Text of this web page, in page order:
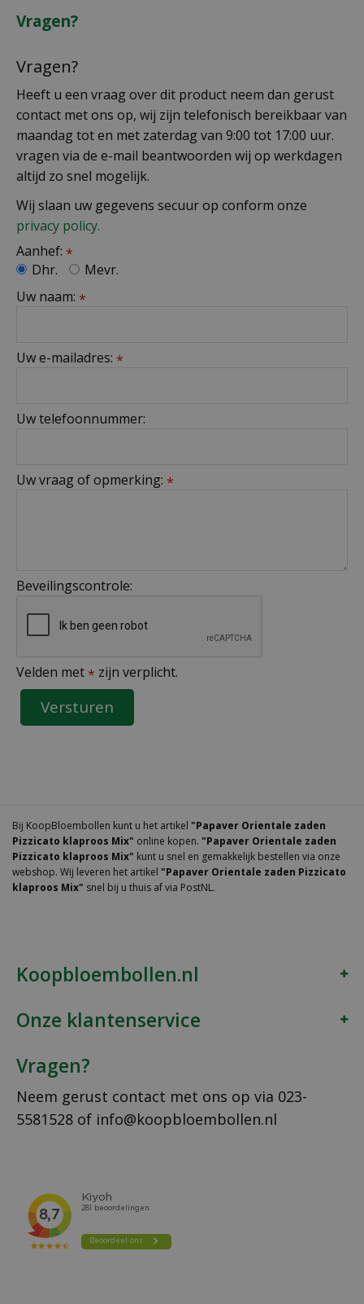
Vragen?
Vragen?
Heeft u een vraag over dit product neem dan gerust
contact met ons op, wij zijn telefonisch bereikbaar van
maandag tot en met zaterdag van 9:00 tot 17:00 uur.
vragen via de e-mail beantwoorden wij op werkdagen
altijd zo snel mogelijk.
Wij slaan uw gegevens secuur op conform onze
privacy policy.
Aanhef: *
Dhr.
Mevr.
Uw naam: *
Uw e-mailadres: *
Uw telefoonnummer:
Uw vraag of opmerking: *
Beveilingscontrole:
Velden met * zijn verplicht.
Bij KoopBloembollen kunt u het artikel "Papaver Orientale zaden
Pizzicato klaproos Mix" online kopen. "Papaver Orientale zaden
Pizzicato klaproos Mix" kunt u snel en gemakkelijk bestellen via onze
webshop. Wij leveren het artikel "Papaver Orientale zaden Pizzicato
klaproos Mix" snel bij u thuis af via PostNL.
Koopbloembollen.nl
Onze klantenservice
Vragen?
Neem gerust contact met ons op via 023-
5581528 of info@koopbloembollen.nl